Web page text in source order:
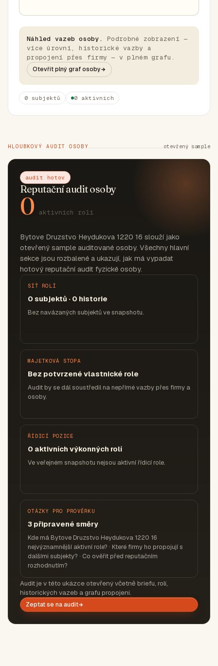
Náhled vazeb osoby.
Podrobné zobrazení —
více úrovní, historické vazby a
propojení přes firmy — v plném grafu.
Otevřít plný graf osoby
0 subjektů 0 aktivních
HLOUBKOVÝ AUDIT OSOBY otevřený sample
audit hotov
Reputační audit osoby
0 aktivních rolí
Bytove Druzstvo Heydukova 1220 16 slouží jako
otevřený sample auditované osoby. Všechny hlavní
sekce jsou rozbalené a ukazují, jak má vypadat
hotový reputační audit fyzické osoby.
SÍŤ ROLÍ
0 subjektů · 0 historie
Bez navázaných subjektů ve snapshotu.
MAJETKOVÁ STOPA
Bez potvrzené vlastnické role
Audit by se dál soustředil na nepřímé vazby přes firmy a
osoby.
ŘÍDICÍ POZICE
0 aktivních výkonných rolí
Ve veřejném snapshotu nejsou aktivní řídicí role.
OTÁZKY PRO PROVĚRKU
3 připravené směry
Kde má Bytove Druzstvo Heydukova 1220 16
nejvýznamnější aktivní role? · Které firmy ho propojují s
dalšími subjekty? · Co ověřit před reputačním
rozhodnutím?
Audit je v této ukázce otevřený včetně briefu, rolí,
historických vazeb a grafu propojení.
Zeptat se na audit